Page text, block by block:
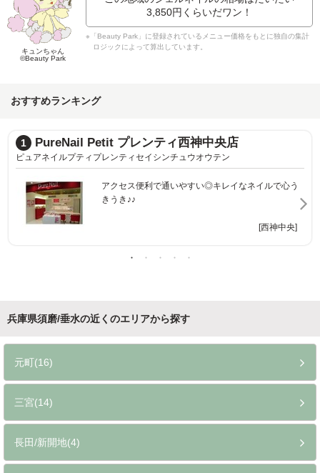
キュンちゃん
©Beauty Park
3,850円 くらいだワン！
※「Beauty Park」に登録されているメニュー価格をもとに独自の集計
ロジックによって算出しています。
おすすめランキング
1 PureNail Petit プレンティ西神中央店
ピュアネイルプティプレンティセイシンチュウオウテン
アクセス便利で通いやすい◎キレイなネイルで心う
きうき♪♪
[西神中央]
兵庫県須磨/垂水の近くのエリアから探す
元町(16)
三宮(14)
長田/新開地(4)